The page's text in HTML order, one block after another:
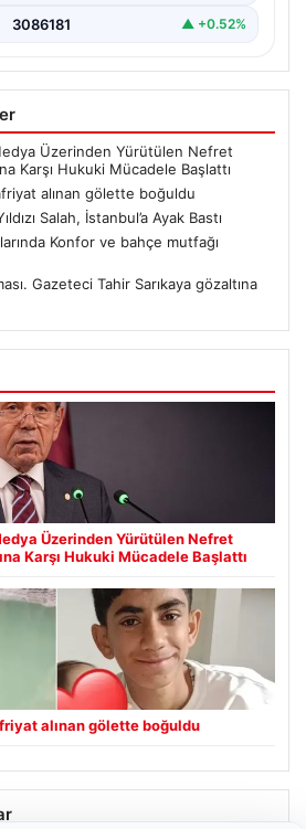
3086181 ▲ +0.52%
Üzerinden Yürütülen Nefret
Karşı Hukuki Mücadele Başlattı
alınan gölette boğuldu
Salah, İstanbul’a Ayak Bastı
Konfor ve bahçe mutfağı
Gazeteci Tahir Sarıkaya gözaltına
Üzerinden Yürütülen Nefret
Karşı Hukuki Mücadele Başlattı
alınan gölette boğuldu